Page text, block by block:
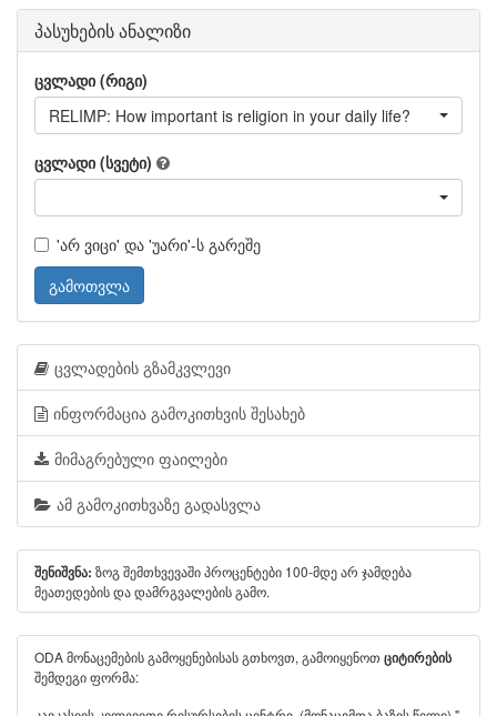
პასუხების ანალიზი
ცვლადი (რიგი)
RELIMP: How important is religion in your daily life?
ცვლადი (სვეტი)
'არ ვიცი' და 'უარი'-ს გარეშე
გამოთვლა
ცვლადების გზამკვლევი
ინფორმაცია გამოკითხვის შესახებ
მიმაგრებული ფაილები
ამ გამოკითხვაზე გადასვლა
შენიშვნა: ზოგ შემთხვევაში პროცენტები 100-მდე არ ჯამდება
მეათედების და დამრგვალების გამო.
ODA მონაცემების გამოყენებისას გთხოვთ, გამოიყენოთ ციტირების
შემდეგი ფორმა: